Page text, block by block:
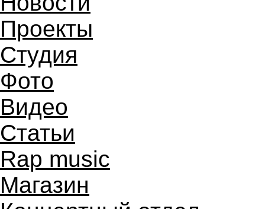
Проекты
Студия
Фото
Видео
Статьи
Rap music
Магазин